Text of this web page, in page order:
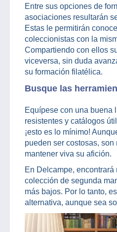
Entre sus opciones de
asociaciones resultarán
Estas le permitirán
coleccionistas con la
Compartiendo con ellos
viceversa, sin duda
su formación filatélica.
Busque las
Equípese con una buena
resistentes y catálogos
¡esto es lo mínimo!
pueden ser costosas,
mantener viva su afición.
En Delcampe,
colección de segunda
más bajos. Por lo tanto,
alternativa, aunque sea